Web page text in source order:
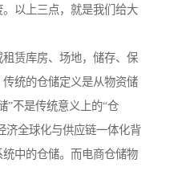
以上三点，就是我们给大
赁库房、场地，储存、保
统的仓储定义是从物资储
”不是传统意义上的“仓
济全球化与供应链一体化背
中的仓储。而电商仓储物